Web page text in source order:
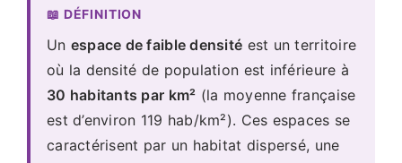
📖 DÉFINITION
Un espace de faible densité est un territoire
où la densité de population est inférieure à
30 habitants par km² (la moyenne française
est d’environ 119 hab/km²). Ces espaces se
caractérisent par un habitat dispersé, une